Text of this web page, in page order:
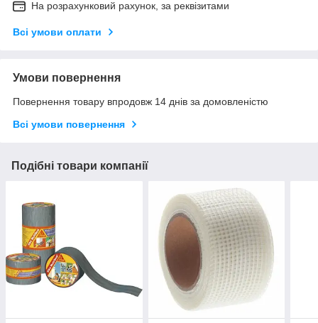
На розрахунковий рахунок, за реквізитами
Всі умови оплати
Умови повернення
Повернення товару впродовж 14 днів за домовленістю
Всі умови повернення
Подібні товари компанії